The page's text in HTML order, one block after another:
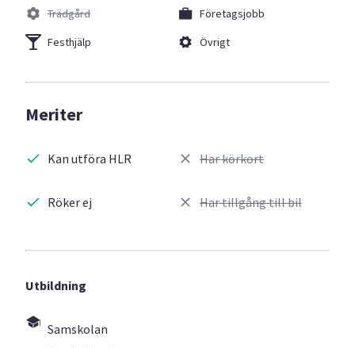
Trädgård
Festhjälp
Företagsjobb
Övrigt
Meriter
Kan utföra HLR
Röker ej
Har körkort
Har tillgång till bil
Utbildning
Samskolan